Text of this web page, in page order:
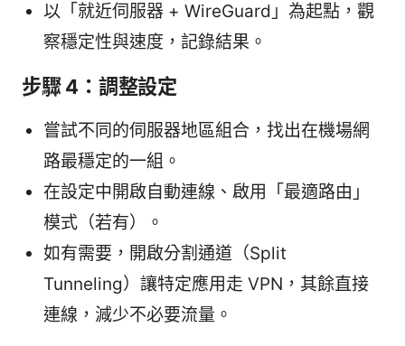
以「就近伺服器 + WireGuard」為起點，觀
察穩定性與速度，記錄結果。
步驟 4：調整設定
嘗試不同的伺服器地區組合，找出在機場網
路最穩定的一組。
在設定中開啟自動連線、啟用「最適路由」
模式（若有）。
如有需要，開啟分割通道（Split
Tunneling）讓特定應用走 VPN，其餘直接
連線，減少不必要流量。